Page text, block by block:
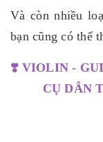
Và còn nhiều
bạn cũng có thể
❣️ VIOLIN -
CỤ DÂN